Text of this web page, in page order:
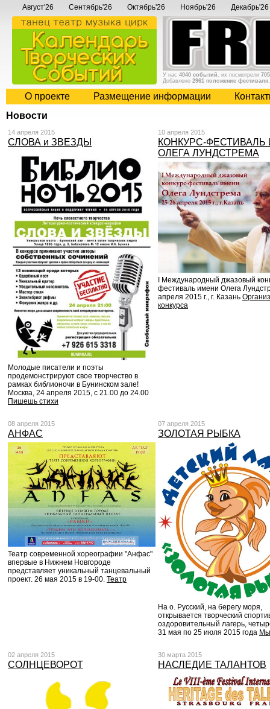
Август'26 Сентябрь'26 Октябрь'26 Ноябрь'26 Декабрь'26
У нас 4040 событий , их посмотрели
Добавлено 2961 положение фестиваля
О проекте Размещение информации
Новости
14 апреля 2015
СЛОВА и ЗВЕЗДЫ
Молодые писатели и поэты
продемонстрируют свое творчество в
рамках библионочи в Бунинском зале!
Москва, 24 апреля 2015, с 21.00 до 24.00
Пишешь стихи
10 апреля 2015
КОНКУРС-
ОЛЕГА ЛУНДСТРЕМА
I Международный джазовый
фестиваль имени Олега
апреля 2015 г., г. Казань
конкурса
08 апреля 2015
АНФАС
Театр современной хореографии "Анфас"
впервые в Нижнем Новгороде
представляет уникальный танцевальный
проект. 26 мая 2015 в 19-00. Театр
07 апреля 2015
ЗОЛОТАЯ РЫБКА
На о. Русский, на берегу моря,
открывается творческий
оздоровительный лагерь,
31 мая по 25 июля 2015 года
02 апреля 2015
СОЛНЦЕВОРОТ
30 марта 2015
НАСЛЕДИЕ ТАЛАНТОВ